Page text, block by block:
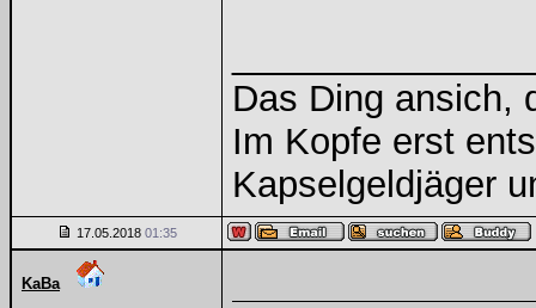
Das Ding ansich,
Im Kopfe erst
Kapselgeldjäger
17.05.2018 01:35
KaBa